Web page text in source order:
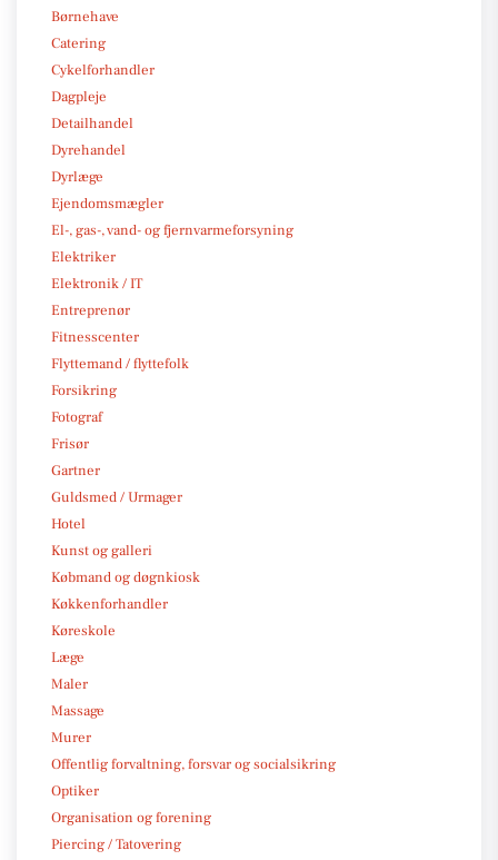
Børnehave
Catering
Cykelforhandler
Dagpleje
Detailhandel
Dyrehandel
Dyrlæge
Ejendomsmægler
El-, gas-, vand- og fjernvarmeforsyning
Elektriker
Elektronik / IT
Entreprenør
Fitnesscenter
Flyttemand / flyttefolk
Forsikring
Fotograf
Frisør
Gartner
Guldsmed / Urmager
Hotel
Kunst og galleri
Købmand og døgnkiosk
Køkkenforhandler
Køreskole
Læge
Maler
Massage
Murer
Offentlig forvaltning, forsvar og socialsikring
Optiker
Organisation og forening
Piercing / Tatovering